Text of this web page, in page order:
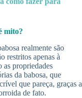
mito?
realmente são
restritos apenas à
as propriedades
da babosa, que
que pareça, graças a
de fato.